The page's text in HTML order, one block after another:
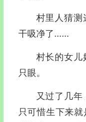
村里人猜测
干吸净了……
村长的女儿
只眼。
又过了几年
只可惜生下来